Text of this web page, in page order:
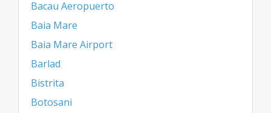
Bacau Aeropuerto
Baia Mare
Baia Mare Airport
Barlad
Bistrita
Botosani